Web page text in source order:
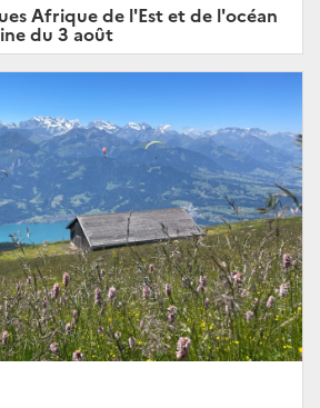
Afrique de l'Est et de l'océan
du 3 août